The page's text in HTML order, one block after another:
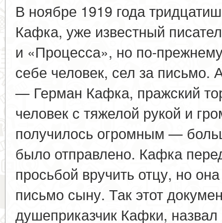
В ноябре 1919 года
Кафка, уже известный
и «Процесса», но по-
себе человек, сел за письмо.
— Герман Кафка, пражский
человек с тяжелой рукой и
получилось огромным —
было отправлено. Кафка
просьбой вручить отцу, но
письмо сыну. Так этот
душеприказчик Кафки,